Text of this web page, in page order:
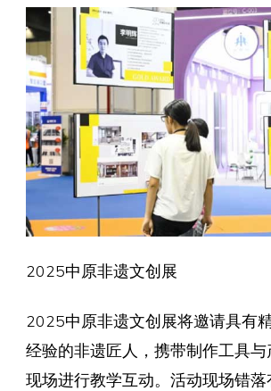
2025中原非遗文创展
2025中原非遗文创展将邀请具有
经验的非遗匠人，携带制作工具
现场进行教学互动。活动现场错